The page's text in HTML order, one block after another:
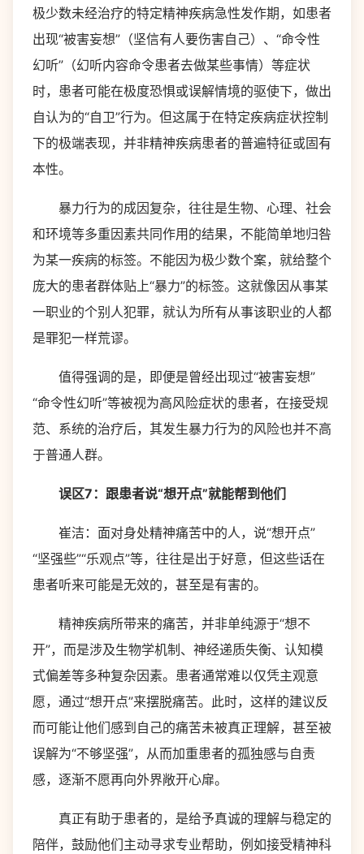
极少数未经治疗的特定精神疾病急性发作期，如患者
出现“被害妄想”（坚信有人要伤害自己）、“命令性
幻听”（幻听内容命令患者去做某些事情）等症状
时，患者可能在极度恐惧或误解情境的驱使下，做出
自认为的“自卫”行为。但这属于在特定疾病症状控制
下的极端表现，并非精神疾病患者的普遍特征或固有
本性。
暴力行为的成因复杂，往往是生物、心理、社会
和环境等多重因素共同作用的结果，不能简单地归咎
为某一疾病的标签。不能因为极少数个案，就给整个
庞大的患者群体贴上“暴力”的标签。这就像因从事某
一职业的个别人犯罪，就认为所有从事该职业的人都
是罪犯一样荒谬。
值得强调的是，即便是曾经出现过“被害妄想”
“命令性幻听”等被视为高风险症状的患者，在接受规
范、系统的治疗后，其发生暴力行为的风险也并不高
于普通人群。
误区7：跟患者说“想开点”就能帮到他们
崔洁：面对身处精神痛苦中的人，说“想开点”
“坚强些”“乐观点”等，往往是出于好意，但这些话在
患者听来可能是无效的，甚至是有害的。
精神疾病所带来的痛苦，并非单纯源于“想不
开”，而是涉及生物学机制、神经递质失衡、认知模
式偏差等多种复杂因素。患者通常难以仅凭主观意
愿，通过“想开点”来摆脱痛苦。此时，这样的建议反
而可能让他们感到自己的痛苦未被真正理解，甚至被
误解为“不够坚强”，从而加重患者的孤独感与自责
感，逐渐不愿再向外界敞开心扉。
真正有助于患者的，是给予真诚的理解与稳定的
陪伴，鼓励他们主动寻求专业帮助，例如接受精神科